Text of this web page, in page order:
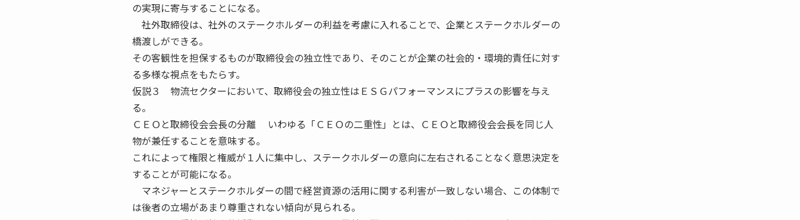
の実現に寄与することになる。
社外取締役は、社外のステークホルダーの利益を考慮に入れることで、企業とステークホルダーの
橋渡しができる。
その客観性を担保するものが取締役会の独立性であり、そのことが企業の社会的・環境的責任に対す
る多様な視点をもたらす。
仮説３ 物流セクターにおいて、取締役会の独立性はＥＳＧパフォーマンスにプラスの影響を与え
る。
ＣＥＯと取締役会会長の分離 いわゆる「ＣＥＯの二重性」とは、ＣＥＯと取締役会会長を同じ人
物が兼任することを意味する。
これによって権限と権威が１人に集中し、ステークホルダーの意向に左右されることなく意思決定を
することが可能になる。
マネジャーとステークホルダーの間で経営資源の活用に関する利害が一致しない場合、この体制で
は後者の立場があまり尊重されない傾向が見られる。